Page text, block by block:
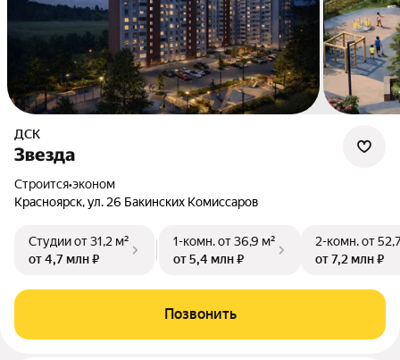
ДСК
Звезда
Строится•эконом
Красноярск, ул. 26 Бакинских Комиссаров
Студииот 31,2 м²
от 4,7 млн ₽
1-комн.от 36,9 м²
от 5,4 млн ₽
2-комн.от
от 7,2 млн ₽
Позвонить